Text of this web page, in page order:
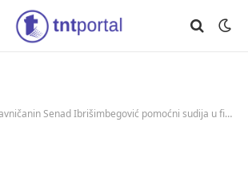
Senad Ibrišimbegović pomoćni sudija u finalu UEFA Konferencijske lige!